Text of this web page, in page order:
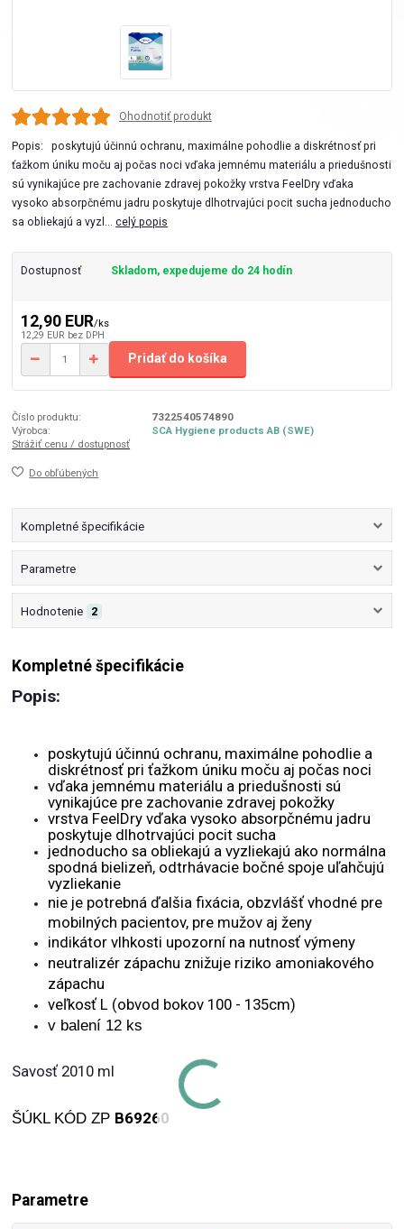
Ohodnotiť produkt
Popis: poskytujú účinnú ochranu, maximálne pohodlie a diskrétnosť pri
ťažkom úniku moču aj počas noci vďaka jemnému materiálu a priedušnosti
sú vynikajúce pre zachovanie zdravej pokožky vrstva FeelDry vďaka
vysoko absorpčnému jadru poskytuje dlhotrvajúci pocit sucha jednoducho
sa obliekajú a vyzl...celý popis
Dostupnosť Skladom, expedujeme do 24 hodín
12,90 EUR/ks
12,29 EUR bez DPH
Pridať do košíka
Číslo produktu:
7322540574890
Výrobca:
SCA Hygiene products AB (SWE)
Strážiť cenu / dostupnosť
Do obľúbených
Kompletné špecifikácie
Parametre
Hodnotenie 2
Kompletné špecifikácie
Popis:
poskytujú účinnú ochranu, maximálne pohodlie a
diskrétnosť pri ťažkom úniku moču aj počas noci
vďaka jemnému materiálu a priedušnosti sú
vynikajúce pre zachovanie zdravej pokožky
vrstva FeelDry vďaka vysoko absorpčnému jadru
poskytuje dlhotrvajúci pocit sucha
jednoducho sa obliekajú a vyzliekajú ako normálna
spodná bielizeň, odtrhávacie bočné spoje uľahčujú
vyzliekanie
nie je potrebná ďalšia fixácia, obzvlášť vhodné pre
mobilných pacientov, pre mužov aj ženy
indikátor vlhkosti upozorní na nutnosť výmeny
neutralizér zápachu znižuje riziko amoniakového
zápachu
veľkosť L (obvod bokov 100 - 135cm)
v balení 12 ks
Savosť 2010 ml
ŠÚKL KÓD ZP B69260
Parametre